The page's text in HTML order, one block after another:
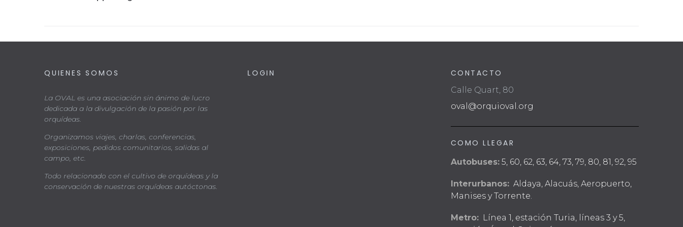
QUIENES SOMOS
La OVAL es una asociación sin ánimo de lucro
dedicada a la divulgación de la pasión por las
orquídeas.
Organizamos viajes, charlas, conferencias,
exposiciones, pedidos comunitarios, salidas al
campo, etc.
Todo relacionado con el cultivo de orquídeas y la
conservación de nuestras orquídeas autóctonas.
LOGIN CONTACTO
Calle Quart, 80
oval@orquioval.org
COMO LLEGAR
Autobuses: 5, 60, 62, 63, 64, 73, 79, 80, 81, 92, 95
Interurbanos: Aldaya, Alacuás, Aeropuerto,
Manises y Torrente.
Metro: Línea 1, estación Turia, líneas 3 y 5,